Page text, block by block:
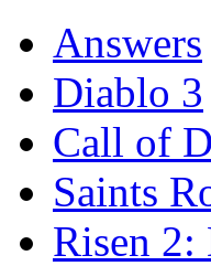
Answers
Diablo 3
Call of
Saints
Risen 2: